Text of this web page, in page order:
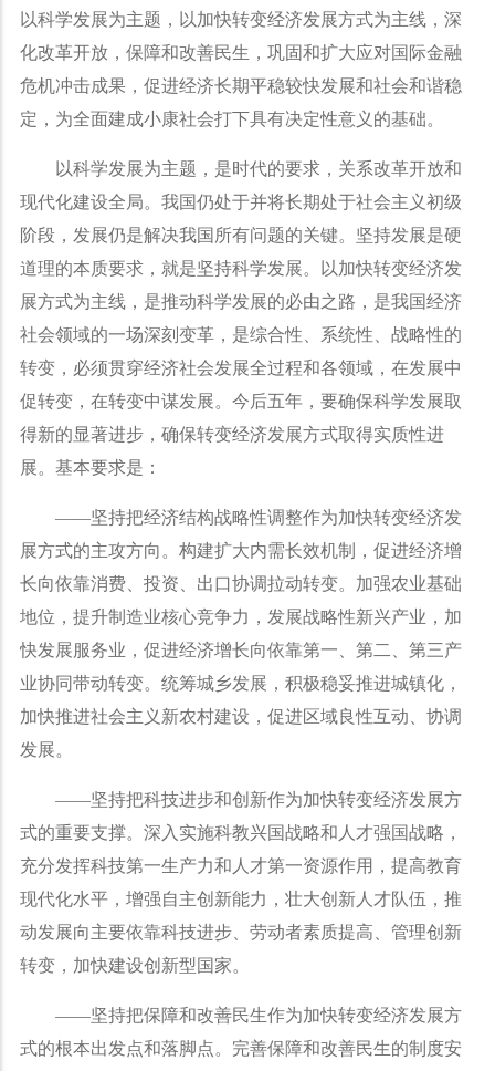
以科学发展为主题，以加快转变经济发展方式为主线，深
化改革开放，保障和改善民生，巩固和扩大应对国际金融
危机冲击成果，促进经济长期平稳较快发展和社会和谐稳
定，为全面建成小康社会打下具有决定性意义的基础。
以科学发展为主题，是时代的要求，关系改革开放和
现代化建设全局。我国仍处于并将长期处于社会主义初级
阶段，发展仍是解决我国所有问题的关键。坚持发展是硬
道理的本质要求，就是坚持科学发展。以加快转变经济发
展方式为主线，是推动科学发展的必由之路，是我国经济
社会领域的一场深刻变革，是综合性、系统性、战略性的
转变，必须贯穿经济社会发展全过程和各领域，在发展中
促转变，在转变中谋发展。今后五年，要确保科学发展取
得新的显著进步，确保转变经济发展方式取得实质性进
展。基本要求是：
——坚持把经济结构战略性调整作为加快转变经济发
展方式的主攻方向。构建扩大内需长效机制，促进经济增
长向依靠消费、投资、出口协调拉动转变。加强农业基础
地位，提升制造业核心竞争力，发展战略性新兴产业，加
快发展服务业，促进经济增长向依靠第一、第二、第三产
业协同带动转变。统筹城乡发展，积极稳妥推进城镇化，
加快推进社会主义新农村建设，促进区域良性互动、协调
发展。
——坚持把科技进步和创新作为加快转变经济发展方
式的重要支撑。深入实施科教兴国战略和人才强国战略，
充分发挥科技第一生产力和人才第一资源作用，提高教育
现代化水平，增强自主创新能力，壮大创新人才队伍，推
动发展向主要依靠科技进步、劳动者素质提高、管理创新
转变，加快建设创新型国家。
——坚持把保障和改善民生作为加快转变经济发展方
式的根本出发点和落脚点。完善保障和改善民生的制度安